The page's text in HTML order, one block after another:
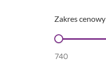
Zakres cenowy